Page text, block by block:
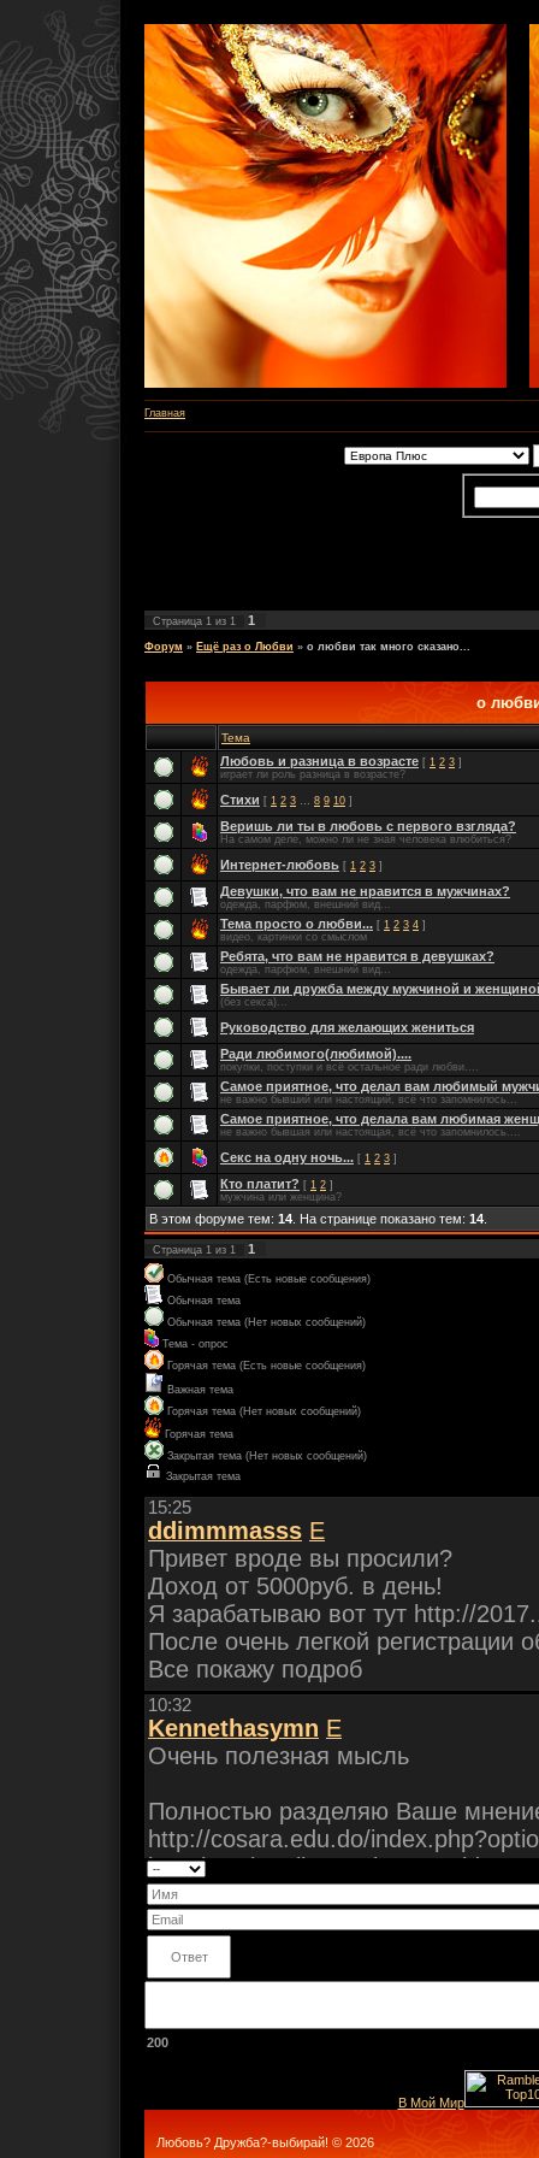
Главная
Страница 1 из 1 1
Форум » Ещё раз о Любви » о любви так много сказано...
о
Тема
Любовь и разница в возрасте [ 1 2 3 ]
играет ли роль разница в возрасте?
Стихи [ 1 2 3 … 8 9 10 ]
Веришь ли ты в любовь с первого взгляда?
На самом деле, можно ли не зная человека влюбиться?
Интернет-любовь [ 1 2 3 ]
Девушки, что вам не нравится в мужчинах?
одежда, парфюм, внешний вид...
Тема просто о любви... [ 1 2 3 4 ]
видео, картинки со смыслом
Ребята, что вам не нравится в девушках?
одежда, парфюм, внешний вид...
Бывает ли дружба между мужчиной и
(без секса)...
Руководство для желающих жениться
Ради любимого(любимой)....
покупки, поступки и всё остальное ради любви....
Самое приятное, что делал вам любимый
не важно бывший или настоящий, всё что запомнилось...
Самое приятное, что делала вам любимая
не важно бывшая или настоящая, всё что запомнилось....
Секс на одну ночь... [ 1 2 3 ]
Кто платит? [ 1 2 ]
мужчина или женщина?
В этом форуме тем: 14 . На странице показано тем: 14
Страница 1 из 1 1
Обычная тема (Есть новые сообщения)
Обычная тема
Обычная тема (Нет новых сообщений)
Тема - опрос
Горячая тема (Есть новые сообщения)
Важная тема
Горячая тема (Нет новых сообщений)
Горячая тема
Закрытая тема (Нет новых сообщений)
Закрытая тема
200
В Мой Мир
Любовь? Дружба?-выбирай! © 2026